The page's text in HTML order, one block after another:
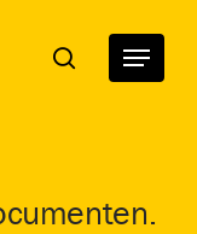
search Menu